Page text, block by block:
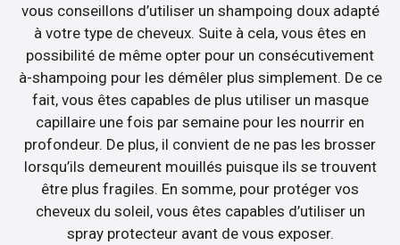
vous conseillons d’utiliser un shampoing doux adapté
à votre type de cheveux. Suite à cela, vous êtes en
possibilité de même opter pour un consécutivement
à-shampoing pour les démêler plus simplement. De ce
fait, vous êtes capables de plus utiliser un masque
capillaire une fois par semaine pour les nourrir en
profondeur. De plus, il convient de ne pas les brosser
lorsqu’ils demeurent mouillés puisque ils se trouvent
être plus fragiles. En somme, pour protéger vos
cheveux du soleil, vous êtes capables d’utiliser un
spray protecteur avant de vous exposer.